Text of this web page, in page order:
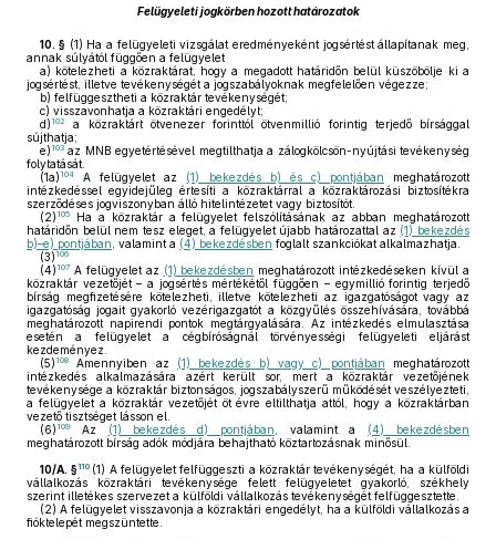
Felügyeleti jogkörben hozott határozatok
10. § (1) Ha a felügyeleti vizsgálat eredményeként jogsértést állapítanak meg,
annak súlyától függően a felügyelet
a) kötelezheti a közraktárat, hogy a megadott határidőn belül küszöbölje ki a
jogsértést, illetve tevékenységét a jogszabályoknak megfelelően végezze;
b) felfüggesztheti a közraktár tevékenységét;
c) visszavonhatja a közraktári engedélyt;
d) 102
a közraktárt ötvenezer forinttól ötvenmillió forintig terjedő bírsággal
sújthatja;
e) 103 az MNB egyetértésével megtilthatja a zálogkölcsön-nyújtási tevékenység
folytatását.
(1a) 104 A felügyelet az (1) bekezdés b) és c) pontjában meghatározott
intézkedéssel egyidejűleg értesíti a közraktárral a közraktározási biztosítékra
szerződéses jogviszonyban álló hitelintézetet vagy biztosítót.
(2) 105
Ha a közraktár a felügyelet felszólításának az abban meghatározott
határidőn belül nem tesz eleget, a felügyelet újabb határozattal az (1) bekezdés
b)–e) pontjában , valamint a (4) bekezdésben foglalt szankciókat alkalmazhatja.
(3) 106
(4) 107 A felügyelet az (1) bekezdésben meghatározott intézkedéseken kívül a
közraktár vezetőjét – a jogsértés mértékétől függően – egymillió forintig terjedő
bírság megfizetésére kötelezheti, illetve kötelezheti az igazgatóságot vagy az
igazgatóság jogait gyakorló vezérigazgatót a közgyűlés összehívására, továbbá
meghatározott napirendi pontok megtárgyalására. Az intézkedés elmulasztása
esetén a felügyelet a cégbíróságnál törvényességi felügyeleti eljárást
kezdeményez.
(5) 108 Amennyiben az (1) bekezdés b) vagy c) pontjában meghatározott
intézkedés alkalmazására azért került sor, mert a közraktár vezetőjének
tevékenysége a közraktár biztonságos, jogszabályszerű működését veszélyezteti,
a felügyelet a közraktár vezetőjét öt évre eltilthatja attól, hogy a közraktárban
vezető tisztséget lásson el.
(6) 109 Az (1) bekezdés d) pontjában , valamint a (4) bekezdésben
meghatározott bírság adók módjára behajtható köztartozásnak minősül.
10/A. §110 (1) A felügyelet felfüggeszti a közraktár tevékenységét, ha a külföldi
vállalkozás közraktári tevékenysége felett felügyeletet gyakorló, székhely
szerint illetékes szervezet a külföldi vállalkozás tevékenységét felfüggesztette.
(2) A felügyelet visszavonja a közraktári engedélyt, ha a külföldi vállalkozás a
fióktelepét megszüntette.